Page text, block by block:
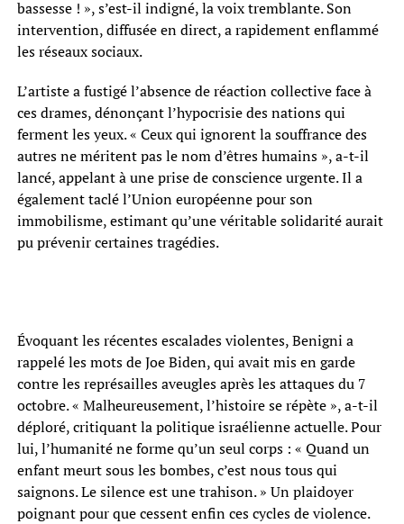
bassesse ! », s’est-il indigné, la voix tremblante. Son
intervention, diffusée en direct, a rapidement enflammé
les réseaux sociaux.
L’artiste a fustigé l’absence de réaction collective face à
ces drames, dénonçant l’hypocrisie des nations qui
ferment les yeux. « Ceux qui ignorent la souffrance des
autres ne méritent pas le nom d’êtres humains », a-t-il
lancé, appelant à une prise de conscience urgente. Il a
également taclé l’Union européenne pour son
immobilisme, estimant qu’une véritable solidarité aurait
pu prévenir certaines tragédies.
Évoquant les récentes escalades violentes, Benigni a
rappelé les mots de Joe Biden, qui avait mis en garde
contre les représailles aveugles après les attaques du 7
octobre. « Malheureusement, l’histoire se répète », a-t-il
déploré, critiquant la politique israélienne actuelle. Pour
lui, l’humanité ne forme qu’un seul corps : « Quand un
enfant meurt sous les bombes, c’est nous tous qui
saignons. Le silence est une trahison. » Un plaidoyer
poignant pour que cessent enfin ces cycles de violence.